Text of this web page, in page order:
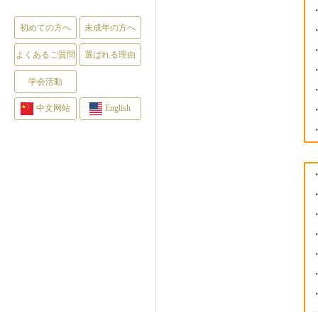
初めての方へ 未成年の方へ
よくあるご質問 選ばれる理由
学会活動
中文网站 English